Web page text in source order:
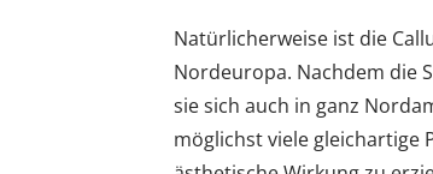
Natürlicherweise ist die
Nordeuropa. Nachdem die
sie sich auch in ganz
möglichst viele gleichartige